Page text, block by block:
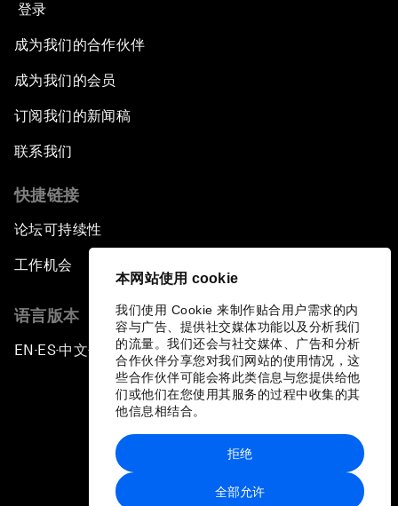
本网站使用 cookie
我们使用 Cookie 来制作贴合用户需求的内
容与广告、提供社交媒体功能以及分析我们
的流量。我们还会与社交媒体、广告和分析
合作伙伴分享您对我们网站的使用情况，这
些合作伙伴可能会将此类信息与您提供给他
们或他们在您使用其服务的过程中收集的其
他信息相结合。
全部允许
拒绝
登录
成为我们的合作伙伴
成为我们的会员
订阅我们的新闻稿
联系我们
快捷链接
论坛可持续性
工作机会
语言版本
EN ▪ES▪中文▪ 日本語
站点地图